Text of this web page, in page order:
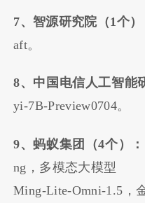
7、智源研究院（1个
aft。
8、中国电信人工智能
yi-7B-Preview0704。
9、蚂蚁集团（4个）：
ng，多模态大模型
Ming-Lite-Omni-1.5，